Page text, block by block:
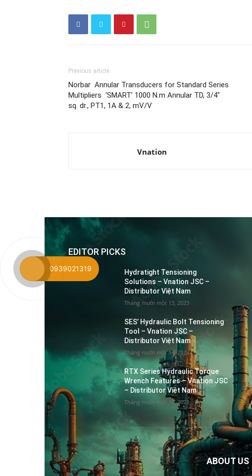
Previous article
Norbar Annular Transducers for Standard Series
Multipliers ‘SMART’ 1000 N.m Annular TD, 3/4″
sq. dr., PT1, 1A & 2, mV/V
Vnation
EDITOR PICKS
Hydratight Tensioning
Solutions – Vnation JSC –
Distributor Việt Nam
Tháng mười một 13, 2023
SES’ Hydraulic Bolt Tensioning
Tool – Vnation JSC –
Distributor Việt Nam
Tháng mười một 13, 2023
RTX Series Hydraulic Torque
Wrench Features – Vnation JSC
– Distributor Việt Nam
Tháng mười một 13, 2023
ABOUT US
0939021319